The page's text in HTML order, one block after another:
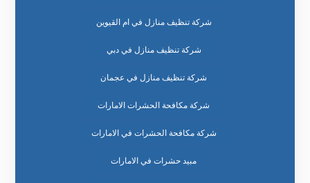
شركة تنظيف منازل في ام القيوين
شركة تنظيف منازل في دبي
شركة تنظيف منازل في عجمان
شركة مكافحة الحشرات الامارات
شركة مكافحة الحشرات في الامارات
مبيد حشرات في الامارات